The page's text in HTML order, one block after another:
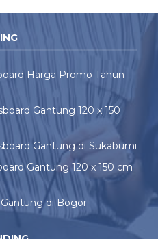
Harga Promo Tahun
Gantung 120 x 150
Gantung di Sukabumi
Gantung 120 x 150 cm
Gantung di Bogor